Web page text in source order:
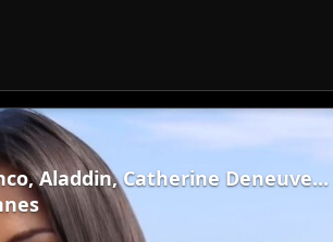
Aladdin, Catherine Deneuve...